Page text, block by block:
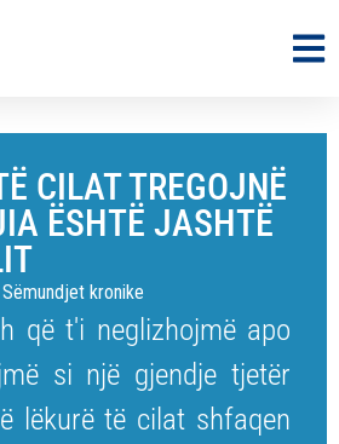
CILAT TREGOJNË
ËSHTË JASHTË
Sëmundjet kronike
që t'i neglizhojmë apo
si një gjendje tjetër
lëkurë të cilat shfaqen